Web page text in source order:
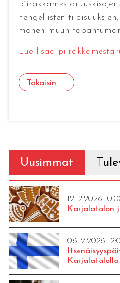
hengellisten
monen muun
Lue lisää
Takaisin
Uusimmat
12.12.2026
Karjalatalon
06.12.2026
Karjalatalolla